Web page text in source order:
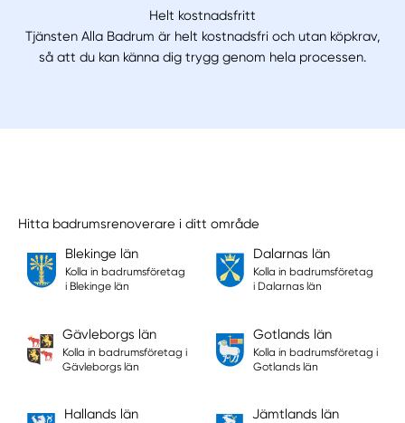
Helt kostnadsfritt
Tjänsten Alla Badrum är helt kostnadsfri och utan köpkrav,
så att du kan känna dig trygg genom hela processen.
Hitta badrumsrenoverare i ditt område
Blekinge län
Kolla in badrumsföretag
i Blekinge län
Dalarnas län
Kolla in badrumsföretag
i Dalarnas län
Gävleborgs län
Kolla in badrumsföretag i
Gävleborgs län
Gotlands län
Kolla in badrumsföretag i
Gotlands län
Hallands län Jämtlands län